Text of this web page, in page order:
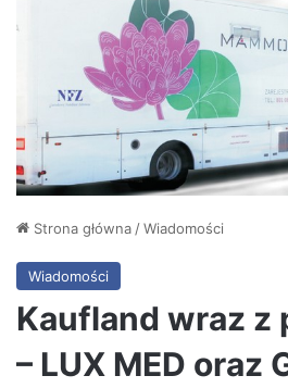
Strona główna /Wiadomości
Wiadomości
Kaufland wraz z
– LUX MED oraz